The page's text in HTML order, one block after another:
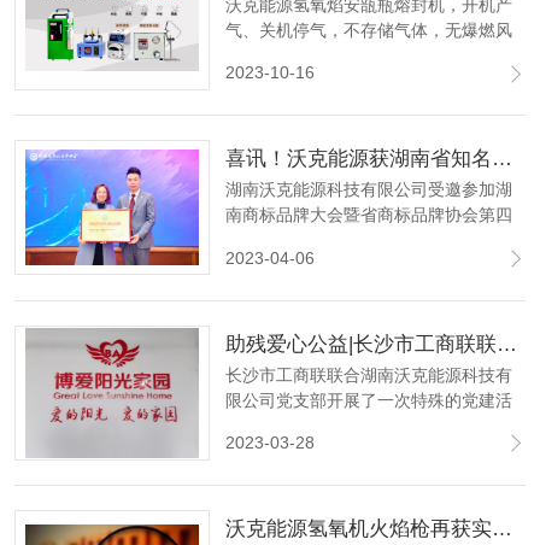
沃克能源氢氧焰安瓿瓶熔封机，开机产
气、关机停气，不存储气体，无爆燃风
2023-10-16
喜讯！沃克能源获湖南省知名商标品牌认定
湖南沃克能源科技有限公司受邀参加湖
南商标品牌大会暨省商标品牌协会第四
名商标品牌”荣誉称号。
2023-04-06
助残爱心公益|长沙市工商联联合沃克能源慰问博爱阳光家园
长沙市工商联联合湖南沃克能源科技有
限公司党支部开展了一次特殊的党建活
智力残疾人托养服务中心。
2023-03-28
沃克能源氢氧机火焰枪再获实用新型专利